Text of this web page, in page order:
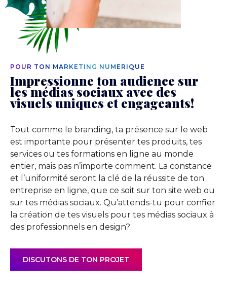
POUR TON MARKETING NUMÉRIQUE
Impressionne ton audience sur
les médias sociaux avec des
visuels uniques et engageants!
Tout comme le branding, ta présence sur le web
est importante pour présenter tes produits, tes
services ou tes formations en ligne au monde
entier, mais pas n’importe comment. La constance
et l’uniformité seront la clé de la réussite de ton
entreprise en ligne, que ce soit sur ton site web ou
sur tes médias sociaux. Qu’attends-tu pour confier
la création de tes visuels pour tes médias sociaux à
des professionnels en design?
DISCUTONS DE TON PROJET